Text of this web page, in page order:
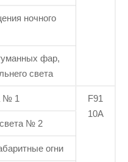
ночного
фар,
света
№ 1
F91
10А
№ 2
огни